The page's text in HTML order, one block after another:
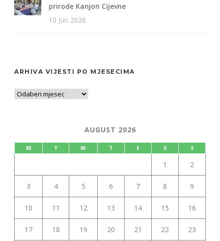
prirode Kanjon Cijevne
10 Jun 2026
ARHIVA VIJESTI PO MJESECIMA
AUGUST 2026
M T W T F S S
1 2
3 4 5 6 7 8 9
10 11 12 13 14 15 16
17 18 19 20 21 22 23